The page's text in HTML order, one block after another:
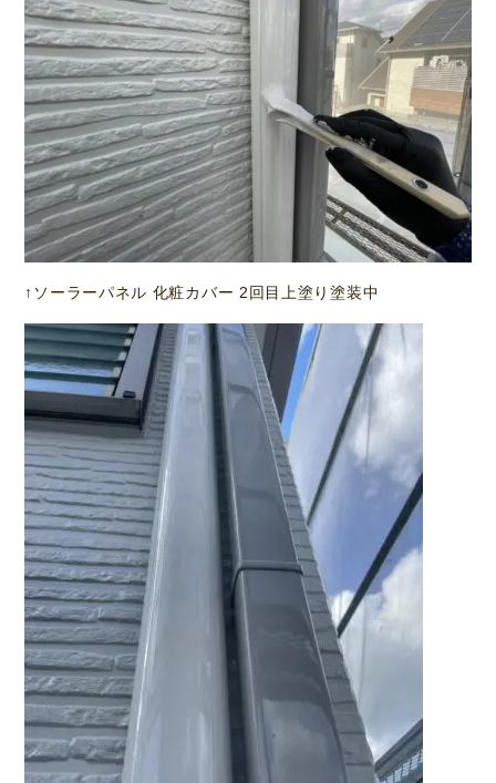
↑ソーラーパネル 化粧カバー 2回目上塗り塗装中